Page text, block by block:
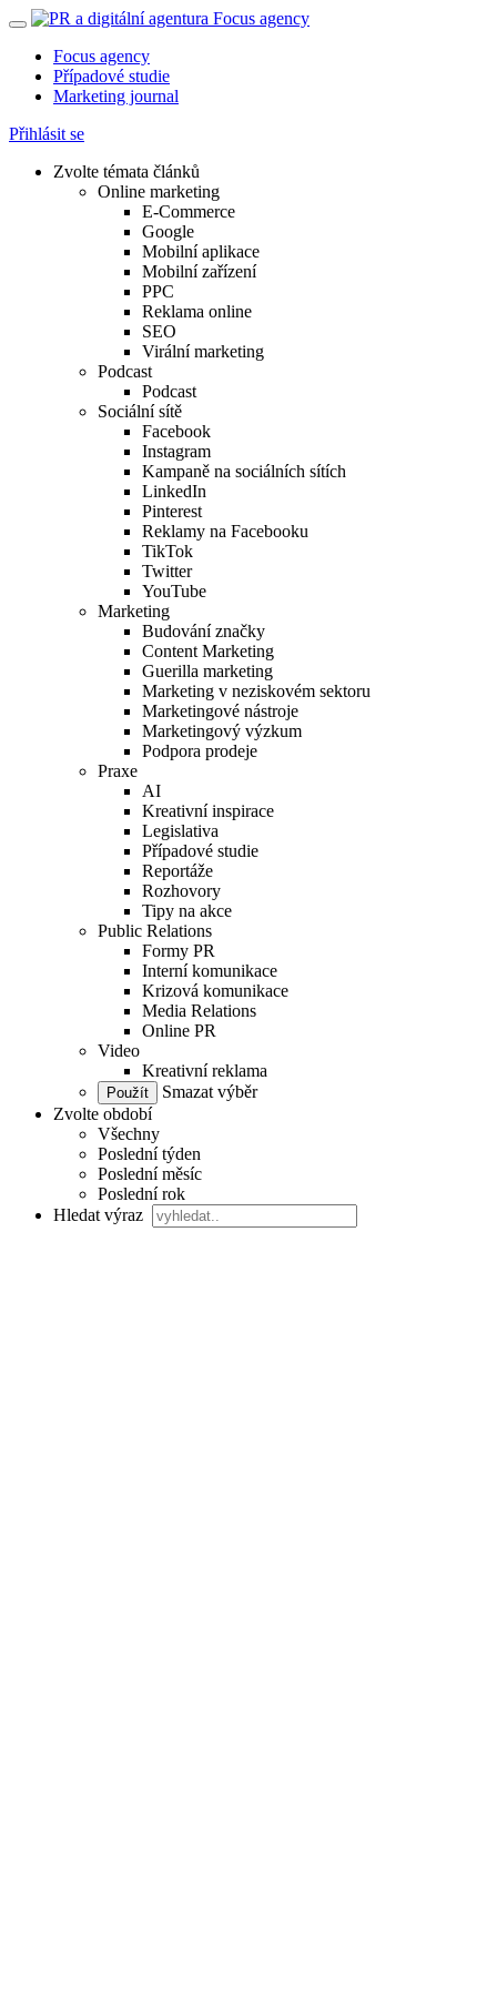
Focus agency
Případové studie
Marketing journal
Přihlásit se
Zvolte témata článků
Online marketing
E-Commerce
Google
Mobilní aplikace
Mobilní zařízení
PPC
Reklama online
SEO
Virální marketing
Podcast
Podcast
Sociální sítě
Facebook
Instagram
Kampaně na sociálních sítích
LinkedIn
Pinterest
Reklamy na Facebooku
TikTok
Twitter
YouTube
Marketing
Budování značky
Content Marketing
Guerilla marketing
Marketing v neziskovém sektoru
Marketingové nástroje
Marketingový výzkum
Podpora prodeje
Praxe
AI
Kreativní inspirace
Legislativa
Případové studie
Reportáže
Rozhovory
Tipy na akce
Public Relations
Formy PR
Interní komunikace
Krizová komunikace
Media Relations
Online PR
Video
Kreativní reklama
Smazat výběr
Zvolte období
Všechny
Poslední týden
Poslední měsíc
Poslední rok
Hledat výraz